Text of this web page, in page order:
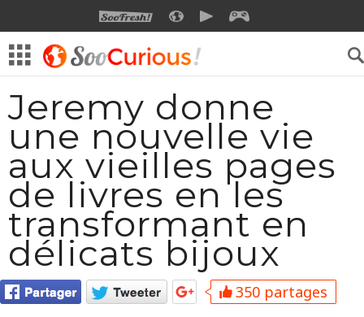
SOOFRESHSOOCURIOUSSOOMOTION
Jeremy donne
une nouvelle vie
aux vieilles pages
de livres en les
transformant en
délicats bijoux
350 partages